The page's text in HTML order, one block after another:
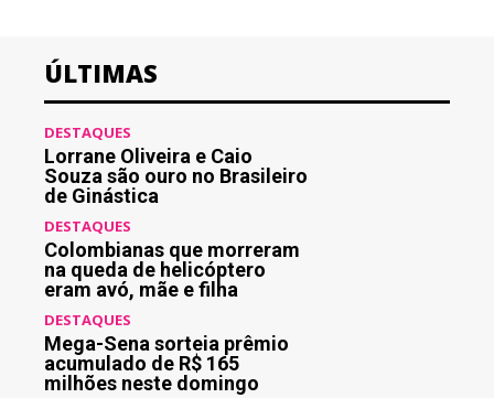
ÚLTIMAS
DESTAQUES
Lorrane Oliveira e Caio
Souza são ouro no Brasileiro
de Ginástica
DESTAQUES
Colombianas que morreram
na queda de helicóptero
eram avó, mãe e filha
DESTAQUES
Mega-Sena sorteia prêmio
acumulado de R$ 165
milhões neste domingo